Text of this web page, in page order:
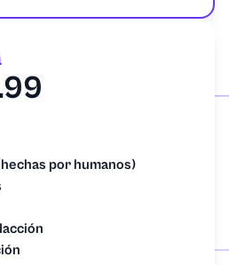
por humanos)